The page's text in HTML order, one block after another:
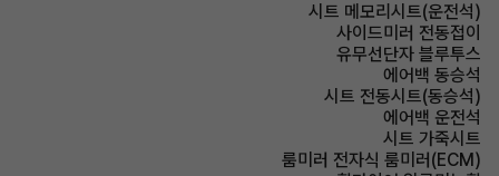
시트 메모리시트(운전석)
사이드미러 전동접이
유무선단자 블루투스
에어백 동승석
시트 전동시트(동승석)
에어백 운전석
시트 가죽시트
룸미러 전자식 룸미러(ECM)